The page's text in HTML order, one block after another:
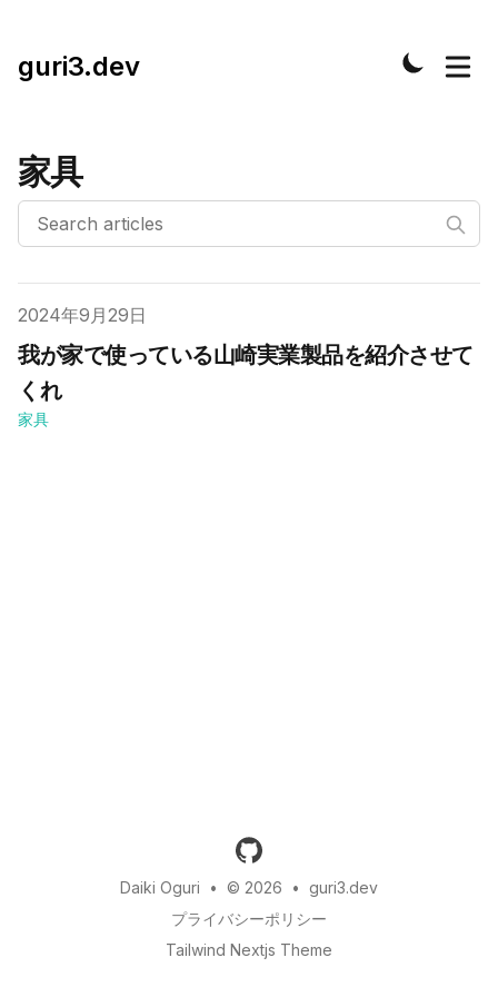
guri3.dev
家具
Published on
2024年9月29日
我が家で使っている山崎実業製品を紹介させて
くれ
家具
github
Daiki Oguri • © 2026 • guri3.dev
プライバシーポリシー
Tailwind Nextjs Theme